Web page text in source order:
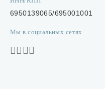
6950139065/695001001
Мы в социальных сетях